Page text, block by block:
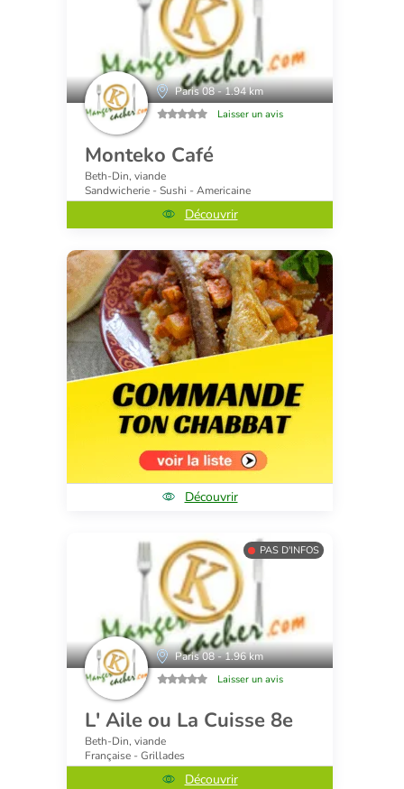
Paris 08 - 1.94 km
Laisser un avis
Monteko Café
Beth-Din, viande
Sandwicherie - Sushi - Americaine
Découvrir
Découvrir
PAS D'INFOS
Paris 08 - 1.96 km
Laisser un avis
L' Aile ou La Cuisse 8e
Beth-Din, viande
Française - Grillades
Découvrir